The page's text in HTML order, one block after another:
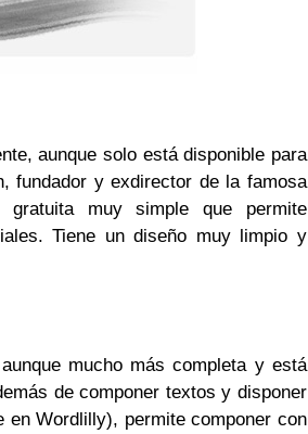
aunque solo está disponible para
fundador y exdirector de la famosa
gratuita muy simple que permite
Tiene un diseño muy limpio y
mucho más completa y está
de componer textos y disponer
en Wordlilly), permite componer con